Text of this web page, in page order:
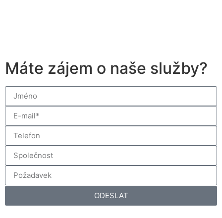
Máte zájem o naše služby?
ODESLAT